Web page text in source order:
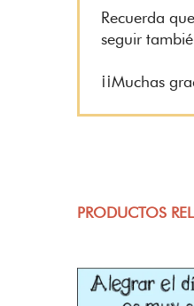
Recuerda
seguir
¡¡Muchas
PRODUCTOS